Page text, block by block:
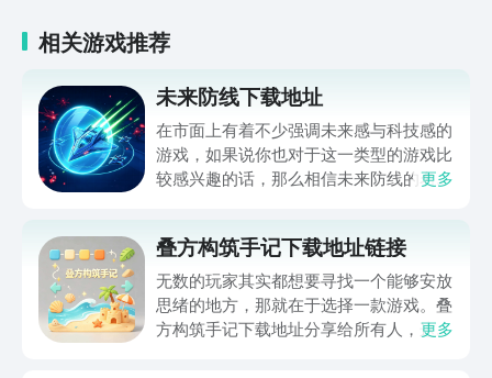
相关游戏推荐
未来防线下载地址
在市面上有着不少强调未来感与科技感的
游戏，如果说你也对于这一类型的游戏比
较感兴趣的话，那么相信未来防线的名字
关链接，在最近这款游戏的热度非常之
高，无论是先进前卫的背景设定，还是紧
张有趣的战斗玩法，都吸引着不少同学的
关注，你是否也想要提前进行预约，方便
更多
叠方构筑手记下载地址链接
无数的玩家其实都想要寻找一个能够安放
思绪的地方，那就在于选择一款游戏。叠
方构筑手记下载地址分享给所有人，这一
更多